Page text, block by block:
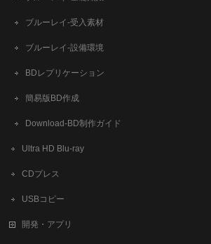
ブルーレイ-受入素材
ブルーレイ-設備環境
BDレプリケーション
簡易版BD作成
​Download-BD制作ガイド
Ultra HD Blu-ray
CDプレス
USBコピー
開発・アプリ